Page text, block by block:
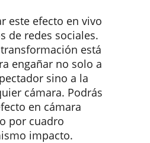
este efecto en vivo
de redes sociales.
está
engañar no solo a
sino a la
cámara. Podrás
en cámara
por cuadro
impacto.